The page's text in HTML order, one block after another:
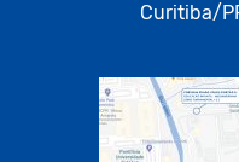
Curitiba/